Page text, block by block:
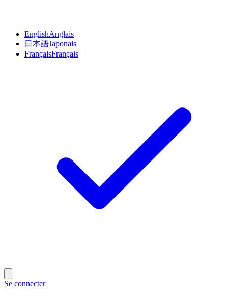
EnglishAnglais
日本語Japonais
FrançaisFrançais
Se connecter